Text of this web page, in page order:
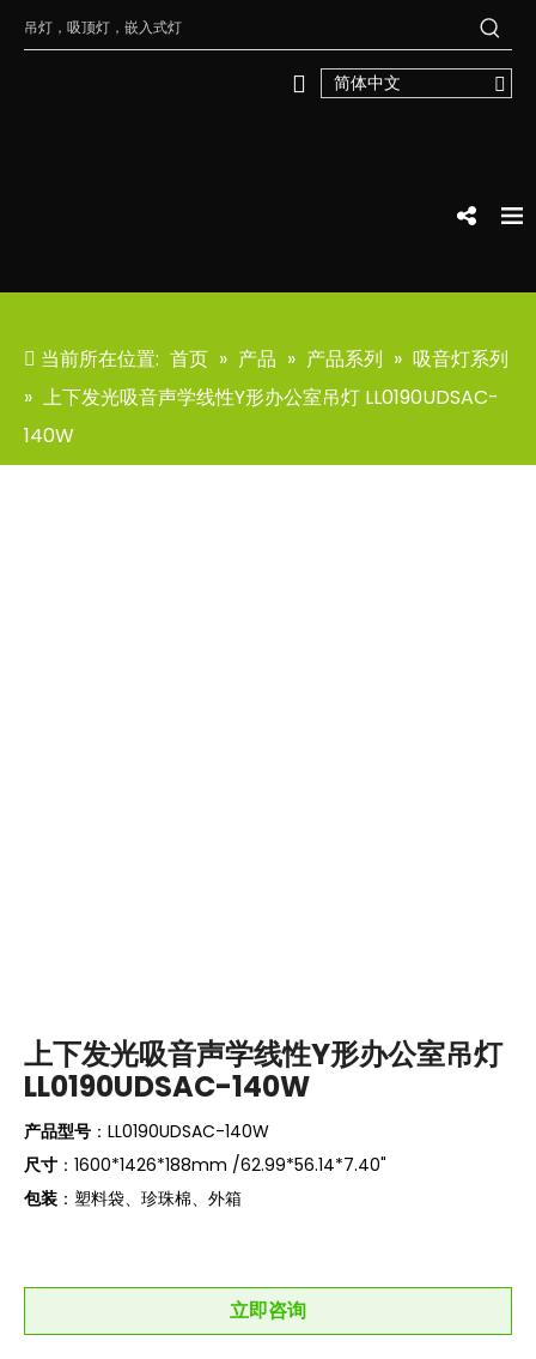
简体中文
当前所在位置: 首页 » 产品 » 产品系列 » 吸音灯系列
» 上下发光吸音声学线性Y形办公室吊灯 LL0190UDSAC-
140W
上下发光吸音声学线性Y形办公室吊灯
LL0190UDSAC-140W
产品型号 ：LL0190UDSAC-140W
尺寸 ：1600*1426*188mm /62.99*56.14*7.40"
包装 ：塑料袋、珍珠棉、外箱
立即咨询